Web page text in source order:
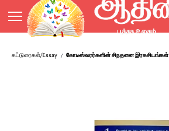
main
content
கட்டுரைகள்/Essay / கோடீஸ்வரர்களின் சிநதனை இரகசியங்கள்